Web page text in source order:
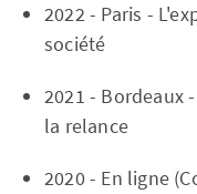
2022 - Paris -
société
2021 - Bordeaux
la relance
2020 - En ligne